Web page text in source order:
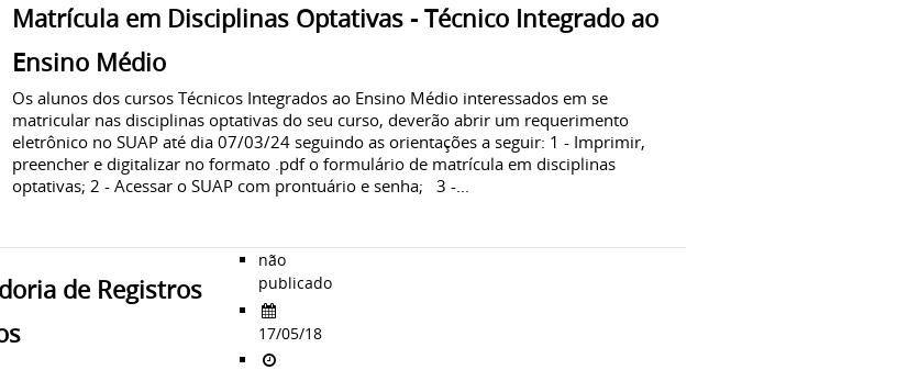
Matrícula em Disciplinas Optativas - Técnico Integrado ao
Ensino Médio
Os alunos dos cursos Técnicos Integrados ao Ensino Médio interessados em se
matricular nas disciplinas optativas do seu curso, deverão abrir um requerimento
eletrônico no SUAP até dia 07/03/24 seguindo as orientações a seguir: 1 - Imprimir,
preencher e digitalizar no formato .pdf o formulário de matrícula em disciplinas
optativas; 2 - Acessar o SUAP com prontuário e senha; 3 -...
de Registros
não
publicado
17/05/18